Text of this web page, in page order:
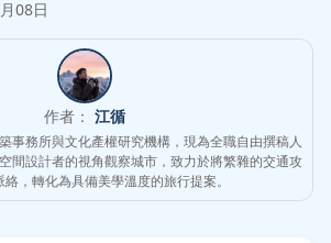
08日
作者： 江循
事務所與文化產權研究機構，現為全職自由撰稿人
間設計者的視角觀察城市，致力於將繁雜的交通攻
，轉化為具備美學溫度的旅行提案。